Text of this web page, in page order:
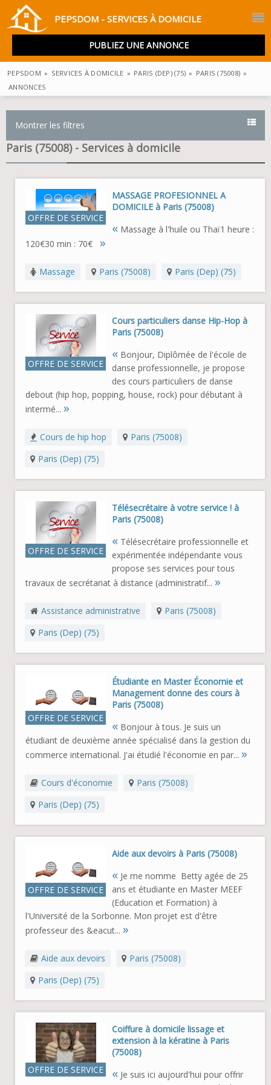
PEPSDOM - SERVICES À DOMICILE
PUBLIEZ UNE ANNONCE
PEPSDOM » SERVICES À DOMICILE » PARIS (DEP) (75) » PARIS (75008) »
ANNONCES
Montrer les filtres
Paris (75008) - Services à domicile
OFFRE DE SERVICE
MASSAGE PROFESIONNEL A
DOMICILE à Paris (75008)
« Massage à l'huile ou Thaï1 heure :
120€30 min : 70€
»
Massage Paris (75008) Paris (Dep) (75)
OFFRE DE SERVICE
Cours particuliers danse Hip-Hop à
Paris (75008)
« Bonjour, Diplômée de l'école de
danse professionnelle, je propose
des cours particuliers de danse
debout (hip hop, popping, house, rock) pour débutant à
intermé... »
Cours de hip hop
Paris (75008)
Paris (Dep) (75)
OFFRE DE SERVICE
Télésecrétaire à votre service ! à
Paris (75008)
« Télésecrétaire professionnelle et
expérimentée indépendante vous
propose ses services pour tous
travaux de secrétariat à distance (administratif... »
Assistance administrative
Paris (75008)
Paris (Dep) (75)
OFFRE DE SERVICE
Étudiante en Master Économie et
Management donne des cours à
Paris (75008)
« Bonjour à tous. Je suis un
étudiant de deuxième année spécialisé dans la gestion du
commerce international. J'ai étudié l'économie en par... »
Cours d'économie
Paris (75008)
Paris (Dep) (75)
OFFRE DE SERVICE
Aide aux devoirs à Paris (75008)
« Je me nomme Betty agée de 25
ans et étudiante en Master MEEF
(Education et Formation) à
l'Université de la Sorbonne. Mon projet est d'être
professeur des &eacut... »
Aide aux devoirs
Paris (75008)
Paris (Dep) (75)
OFFRE DE SERVICE
Coiffure à domicile lissage et
extension à la kératine à Paris
(75008)
« Je suis ici aujourd'hui pour offrir